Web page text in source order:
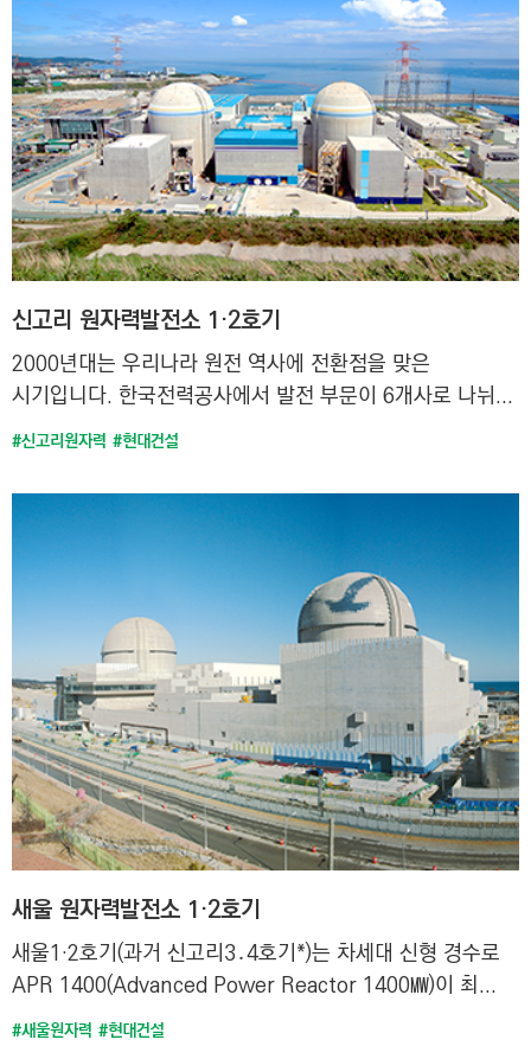
신고리 원자력발전소 1·2호기
2000년대는 우리나라 원전 역사에 전환점을 맞은
시기입니다. 한국전력공사에서 발전 부문이 6개사로 나뉘...
#신고리원자력 #현대건설
새울 원자력발전소 1·2호기
새울1·2호기(과거 신고리3․4호기*)는 차세대 신형 경수로
APR 1400(Advanced Power Reactor 1400㎿)이 최...
#새울원자력 #현대건설